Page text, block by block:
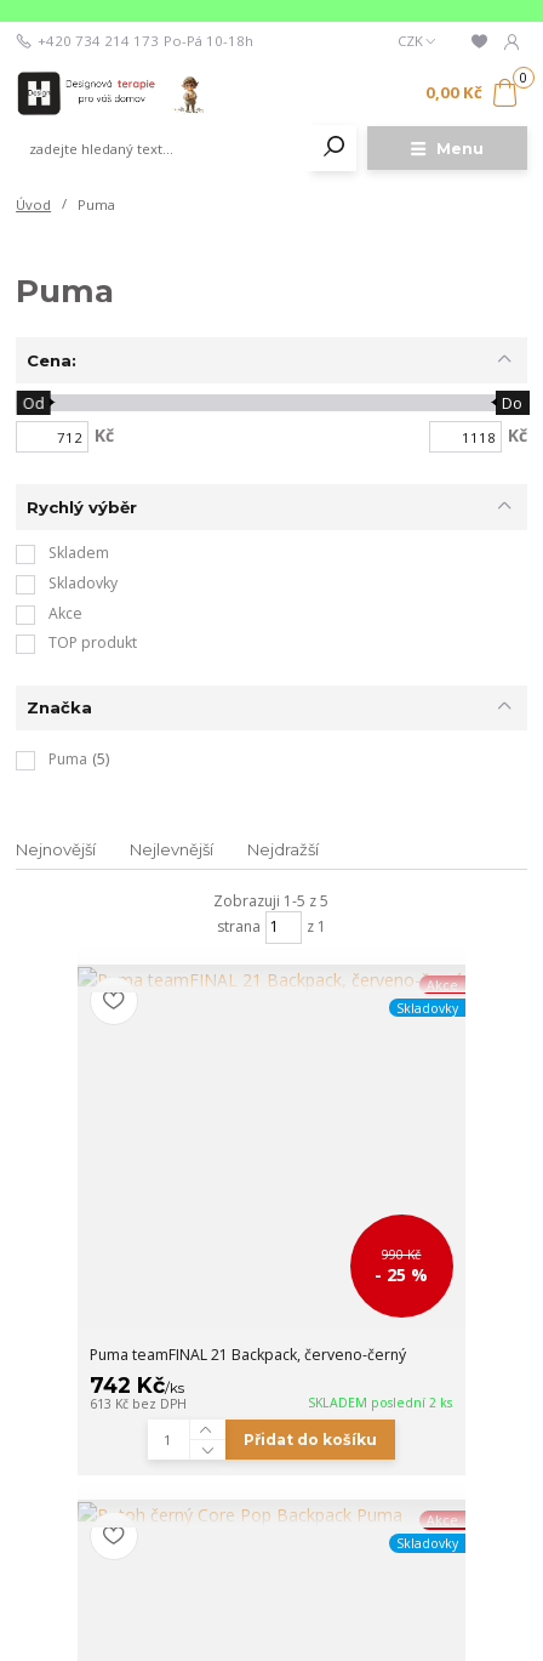
Menu
CZK
+420 734 214 173 Po-Pá 10-18h
0
0,00 Kč
Úvod Puma
Puma
Cena:
Kč
Od Do
Kč
Rychlý výběr
Skladem
Skladovky
Akce
TOP produkt
Značka
Puma (5)
Nejnovější Nejlevnější Nejdražší
Zobrazuji 1-5 z 5
strana
z 1
Akce
Skladovky
990 Kč
- 25 %
Puma teamFINAL 21 Backpack, červeno-černý
742 Kč/ks
613 Kč bez DPH SKLADEM poslední 2 ks
Přidat do košíku
Akce
Skladovky